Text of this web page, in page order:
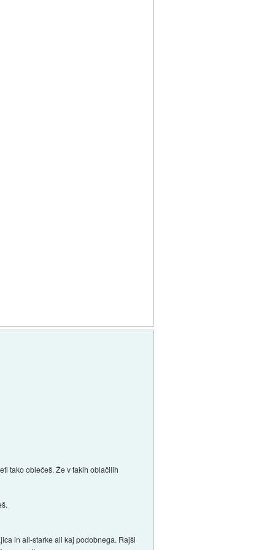
tako oblečeš. Že v takih oblačilih
in all-starke ali kaj podobnega. Rajši